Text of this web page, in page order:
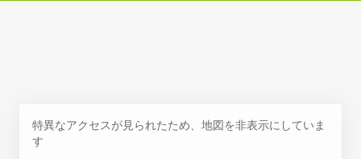
特異なアクセスが見られたため、地図を非表示にしていま
す